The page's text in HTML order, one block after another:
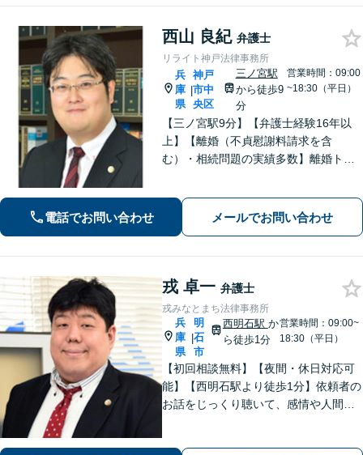
西山 良紀 弁護士
リライト神戸法律事務所
兵
庫
県
|
神戸
市中
央区
三ノ宮駅
から徒歩9
分
営業時間：09:00
~18:30（平日）
【三ノ宮駅9分】【弁護士経験16年以
上】【離婚（不貞慰謝料請求を含
む）・相続問題の実績多数】離婚トラ
く、依頼者が有利な条件で解決できる
対処法をご提案します。【初回相談無
電話でお問い合わせ メールでお問い合わせ
戎 卓一 弁護士
戎みなとまち法律事務所
兵
庫
県
|
明
石
市
西明石駅 か
ら徒歩1分
営業時間：09:00~
18:30（平日）
【初回相談無料】【夜間・休日対応可
能】【西明石駅より徒歩1分】依頼者の
お話をじっくり聴いて、感情や人間関